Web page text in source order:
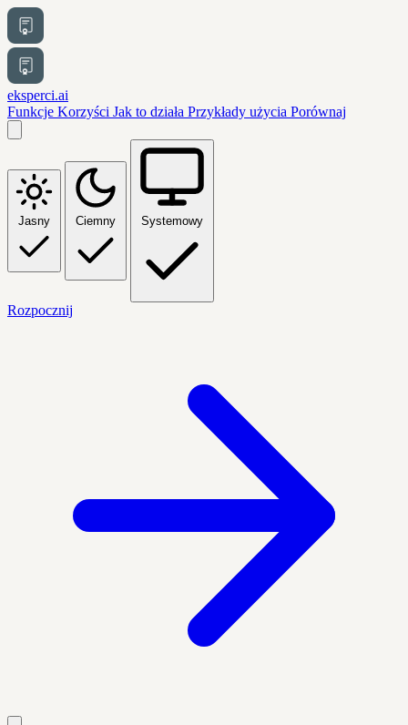
eksperci.ai
Funkcje Korzyści Jak to działa Przykłady użycia Porównaj
Jasny Ciemny Systemowy
Rozpocznij